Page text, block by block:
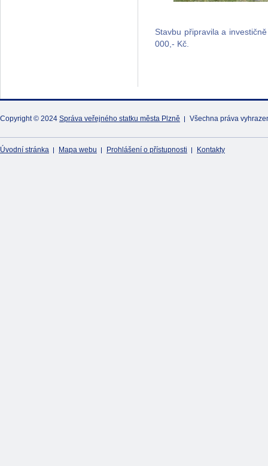
Stavbu připravila a
000,- Kč.
Copyright © 2024 Správa veřejného statku města Plzně Všechna práva
Úvodní stránka Mapa webu Prohlášení o přístupnosti Kontakty